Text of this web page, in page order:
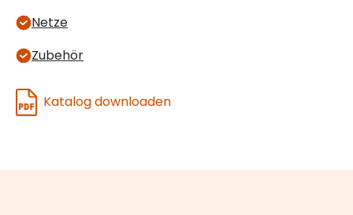
Netze
Zubehör
Katalog downloaden